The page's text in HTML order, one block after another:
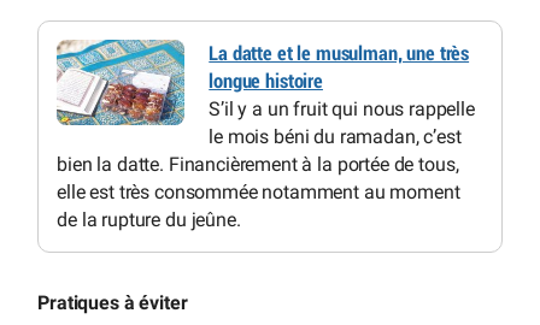
La datte et le musulman, une très
longue histoire
S’il y a un fruit qui nous rappelle
le mois béni du ramadan, c’est
bien la datte. Financièrement à la portée de tous,
elle est très consommée notamment au moment
de la rupture du jeûne.
Pratiques à éviter